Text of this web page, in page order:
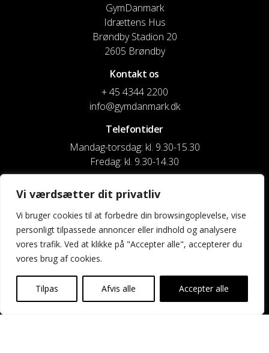
Vi værdsætter dit privatliv
Vi bruger cookies til at forbedre din browsingoplevelse, vise
personligt tilpassede annoncer eller indhold og analysere
vores trafik. Ved at klikke på "Accepter alle", accepterer du
vores brug af cookies.
Tilpas Afvis alle Accepter alle
GymDanmark
Idrættens Hus
Brøndby Stadion 20
2605 Brøndby
Kontakt os
+ 45 4344 2200
info@gymdanmark.dk
Telefontider
Mandag-torsdag: kl. 9.30-15.30
Fredag: kl. 9.30-14.30
CVR nr. 20916818
Reg. & Kontonr.: 4180 3119119022
Privatlivspolitik og cookies
Kontakt os
Kalender